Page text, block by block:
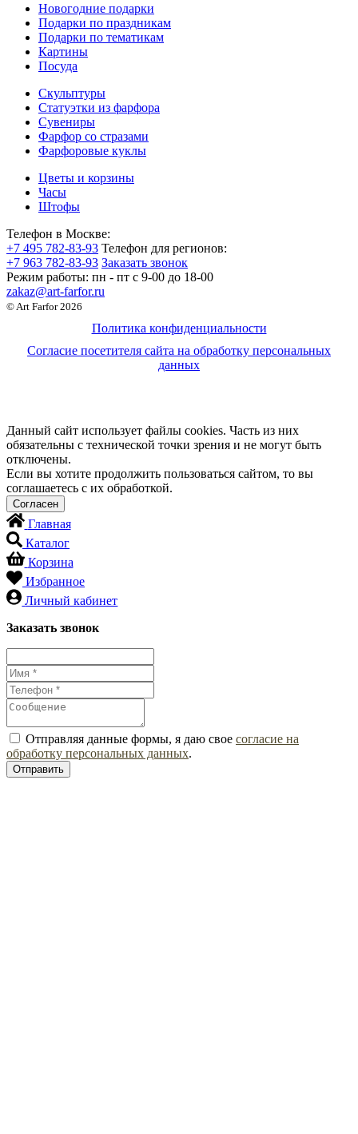
Новогодние подарки
Подарки по праздникам
Подарки по тематикам
Картины
Посуда
Скульптуры
Статуэтки из фарфора
Сувениры
Фарфор со стразами
Фарфоровые куклы
Цветы и корзины
Часы
Штофы
Телефон в Москве:
+7 495 782-83-93 Телефон для регионов:
+7 963 782-83-93 Заказать звонок
Режим работы: пн - пт c 9-00 до 18-00
zakaz@art-farfor.ru
© Art Farfor 2026
Политика конфиденциальности
Согласие посетителя сайта на обработку персональных
данных
Данный сайт использует файлы cookies. Часть из них
обязательны с технической точки зрения и не могут быть
отключены.
Если вы хотите продолжить пользоваться сайтом, то вы
соглашаетесь с их обработкой.
Главная
Каталог
Корзина
Избранное
Личный кабинет
Заказать звонок
Отправляя данные формы, я даю свое согласие на
обработку персональных данных.
Отправить